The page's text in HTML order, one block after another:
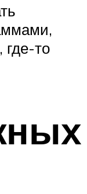
где-то